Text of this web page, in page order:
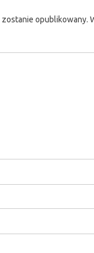
zostanie opublikowany.